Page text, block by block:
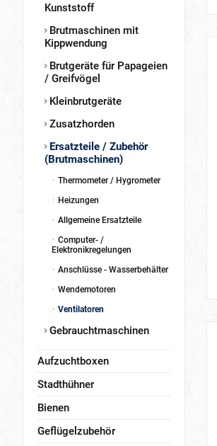
Kunststoff
Brutmaschinen mit
Kippwendung
Brutgeräte für Papageien
/ Greifvögel
Kleinbrutgeräte
Zusatzhorden
Ersatzteile / Zubehör
(Brutmaschinen)
Thermometer / Hygrometer
Heizungen
Allgemeine Ersatzteile
Computer- /
Elektronikregelungen
Anschlüsse - Wasserbehälter
Wendemotoren
Ventilatoren
Gebrauchtmaschinen
Aufzuchtboxen
Stadthühner
Bienen
Geflügelzubehör